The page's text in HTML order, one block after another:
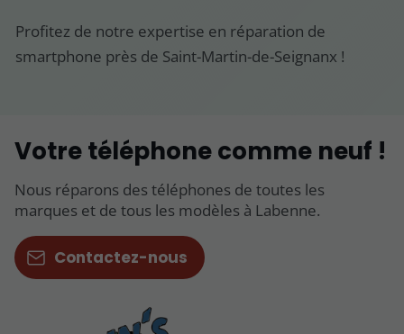
Profitez de notre expertise en réparation de
smartphone près de Saint-Martin-de-Seignanx !
Votre téléphone comme neuf !
Nous réparons des téléphones de toutes les
marques et de tous les modèles à Labenne.
Contactez-nous